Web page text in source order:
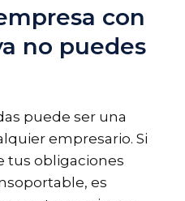
con
no puedes
puede ser una
empresario. Si
tus obligaciones
es